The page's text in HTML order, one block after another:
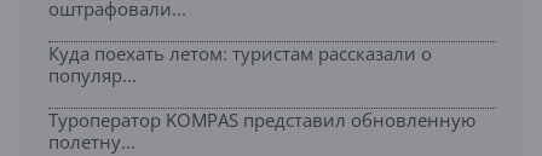
оштрафовали...
Куда поехать летом: туристам рассказали о
популяр...
Туроператор KOMPAS представил обновленную
полетну...